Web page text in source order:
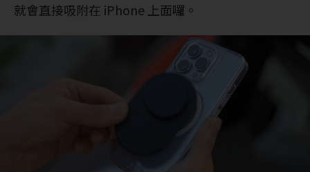
就會直接吸附在 iPhone 上面囉。